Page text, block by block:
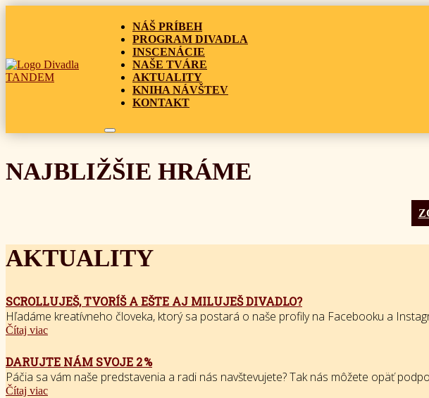
NÁŠ PRÍBEH
PROGRAM DIVADLA
INSCENÁCIE
NAŠE TVÁRE
AKTUALITY
KNIHA NÁVŠTEV
KONTAKT
NAJBLIŽŠIE HRÁME
AKTUALITY
SCROLLUJEŠ, TVORÍŠ A EŠTE AJ MILUJEŠ DIVADLO?
Hľadáme kreatívneho človeka, ktorý sa postará o naše profily na Facebooku a
Čítaj viac
DARUJTE NÁM SVOJE 2 %
Páčia sa vám naše predstavenia a radi nás navštevujete? Tak nás môžete opäť
Čítaj viac